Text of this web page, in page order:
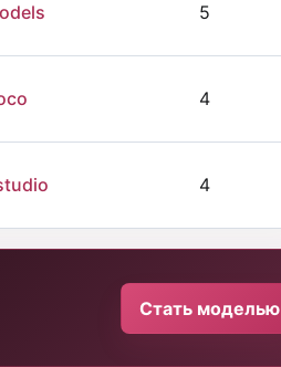
5
4
4
Стать моделью